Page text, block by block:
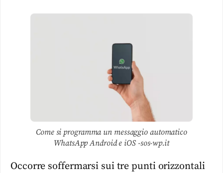
Come si programma un messaggio automatico
WhatsApp Android e iOS -sos-wp.it
Occorre soffermarsi sui tre punti orizzontali